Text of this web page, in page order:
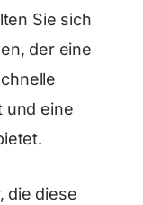
Sie sich
der eine
und eine
die diese